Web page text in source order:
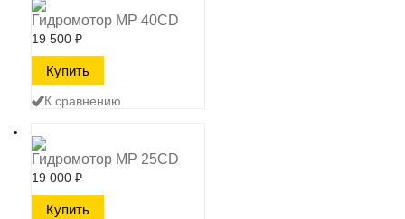
Гидромотор MP 40CD
19 500 ₽
К сравнению
Гидромотор MP 25CD
19 000 ₽